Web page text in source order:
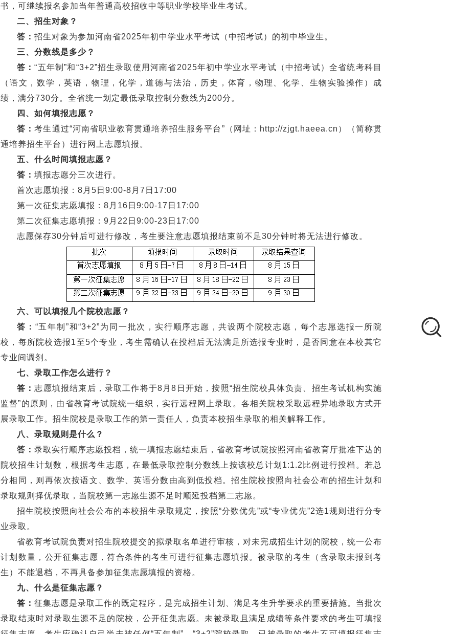
书，可继续报名参加当年普通高校招收中等职业学校毕业生考试。
二、招生对象？
答： 招生对象为参加河南省2025年初中学业水平考试（中招考试）的初中毕业生。
三、分数线是多少？
答：“五年制”和“3+2”招生录取使用河南省2025年初中学业水平考试（中招考试）全省统考科目
（语文，数学，英语，物理，化学，道德与法治，历史，体育，物理、化学、生物实验操作）成
绩，满分730分。全省统一划定最低录取控制分数线为200分。
四、如何填报志愿？
答：考生通过“河南省职业教育贯通培养招生服务平台”（网址：http://zjgt.haeea.cn）（简称贯
通培养招生平台）进行网上志愿填报。
五、什么时间填报志愿？
答： 填报志愿分三次进行。
首次志愿填报：8月5日9:00-8月7日17:00
第一次征集志愿填报：8月16日9:00-17日17:00
第二次征集志愿填报：9月22日9:00-23日17:00
志愿保存30分钟后可进行修改，考生要注意志愿填报结束前不足30分钟时将无法进行修改。
六、可以填报几个院校志愿？
答： “五年制”和“3+2”为同一批次，实行顺序志愿，共设两个院校志愿，每个志愿选报一所院
校，每所院校选报1至5个专业，考生需确认在投档后无法满足所选报专业时，是否同意在本校其它
专业间调剂。
七、录取工作怎么进行？
答：志愿填报结束后，录取工作将于8月8日开始，按照“招生院校具体负责、招生考试机构实施
监督”的原则，由省教育考试院统一组织，实行远程网上录取。各相关院校采取远程异地录取方式开
展录取工作。招生院校是录取工作的第一责任人，负责本校招生录取的相关解释工作。
八、录取规则是什么？
答： 录取实行顺序志愿投档，统一填报志愿结束后，省教育考试院按照河南省教育厅批准下达的
院校招生计划数，根据考生志愿，在最低录取控制分数线上按该校总计划1:1.2比例进行投档。若总
分相同，则再依次按语文、数学、英语分数由高到低投档。招生院校按照向社会公布的招生计划和
录取规则择优录取，当院校第一志愿生源不足时顺延投档第二志愿。
招生院校按照向社会公布的本校招生录取规定，按照“分数优先”或“专业优先”2选1规则进行分专
业录取。
省教育考试院负责对招生院校提交的拟录取名单进行审核，对未完成招生计划的院校，统一公布
计划数量，公开征集志愿，符合条件的考生可进行征集志愿填报。被录取的考生（含录取未报到考
生）不能退档，不再具备参加征集志愿填报的资格。
九、什么是征集志愿？
答： 征集志愿是录取工作的既定程序，是完成招生计划、满足考生升学要求的重要措施。当批次
录取结束时对录取生源不足的院校，公开征集志愿。未被录取且满足成绩等条件要求的考生可填报